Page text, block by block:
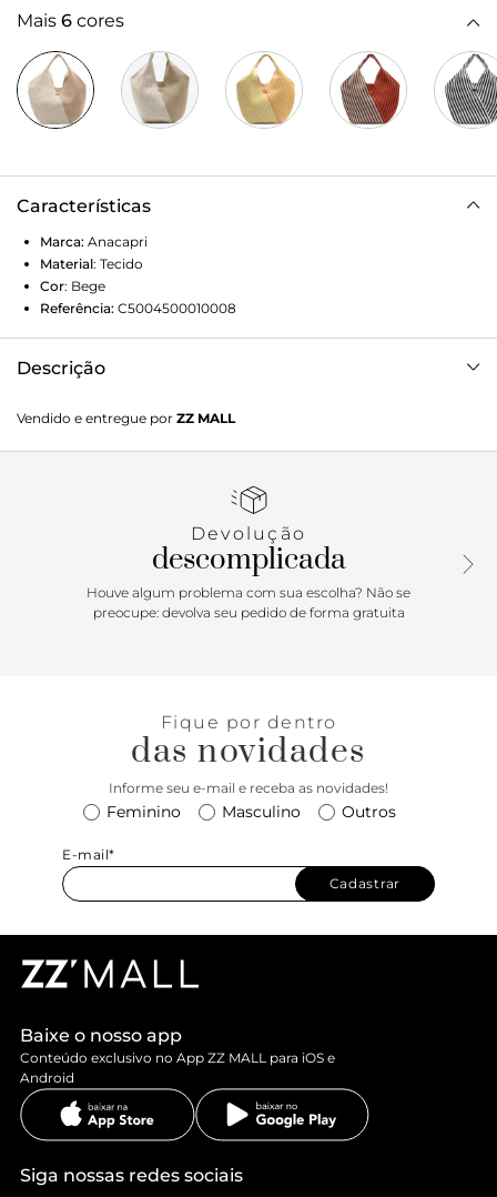
Mais 6 cores
Características
Marca: Anacapri
Material: Tecido
Cor: Bege
Referência: C5004500010008
Descrição
Vendido e entregue por ZZ MALL
Devolução
descomplicada
Houve algum problema com sua escolha? Não se
preocupe: devolva seu pedido de forma gratuita
Fique por dentro
das novidades
Informe seu e-mail e receba as novidades!
Feminino Masculino Outros
E-mail*
Cadastrar
Baixe o nosso app
Conteúdo exclusivo no App ZZ MALL para iOS e
Android
Siga nossas redes sociais